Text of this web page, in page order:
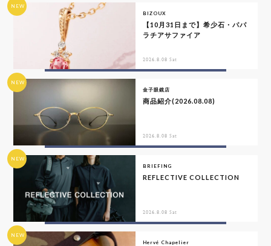
NEW
BIZOUX
【10月31日まで】希少石・パパ
ラチアサファイア
2026.8.08 Sat
NEW
金子眼鏡店
商品紹介(2026.08.08)
2026.8.08 Sat
NEW
BRIEFING
REFLECTIVE COLLECTION
2026.8.08 Sat
NEW
Hervé Chapelier